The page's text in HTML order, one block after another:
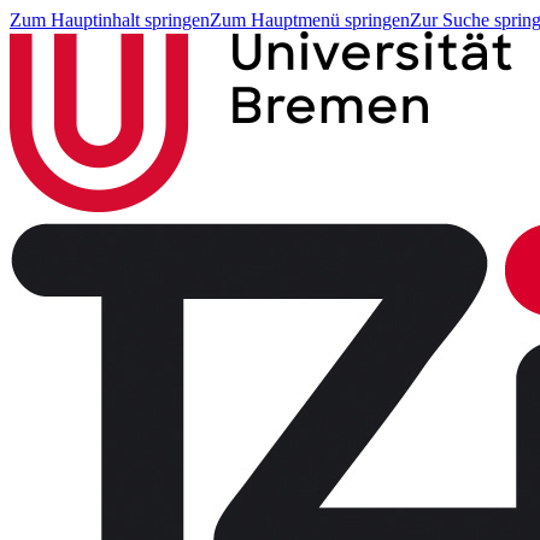
Zum Hauptinhalt springenZum Hauptmenü springenZur Suche